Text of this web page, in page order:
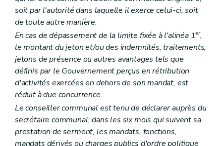
Art. L1522-5
Art. L1522-6
Art. L1522-7
Art. L1522-8
Chapitre III Les intercommunales
Section première Les statuts
Art. L1523-1
Art. L1523-2
Art. L1523-3
Art. L1523-5
Art. L1523-6
Section 2 Les organes de l'intercommunale
Sous-section première
Dispositions générales
Art. L1523-7
soit par l'autorité dans laquelle il exerce celui-ci, soit
de toute autre manière.
En cas de dépassement de la limite fixée à l'alinéa 1er,
le montant du jeton et/ou des indemnités, traitements,
jetons de présence ou autres avantages tels que
définis par le Gouvernement perçus en rétribution
d'activités exercées en dehors de son mandat, est
réduit à due concurrence.
Le conseiller communal est tenu de déclarer auprès du
secrétaire communal, dans les six mois qui suivent sa
prestation de serment, les mandats, fonctions,
mandats dérivés ou charges publics d'ordre politique